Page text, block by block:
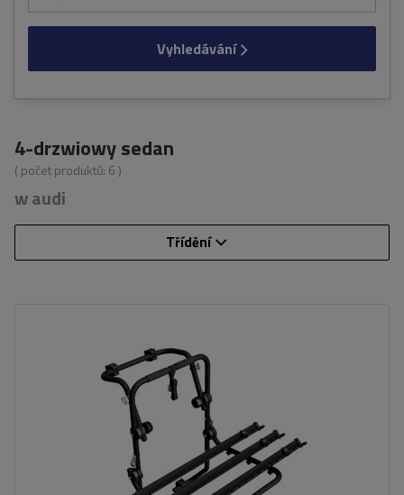
Vyhledávání
4-drzwiowy sedan
( počet produktů: 6 )
w audi
Třídění
Nosnost nosiče jízdních kol:
45 kg
univerzální montážní systém
kompatibilní se všemi typy karoserií